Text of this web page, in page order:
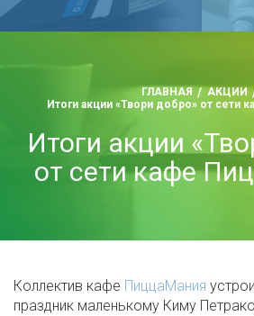
ГЛАВНАЯ
АКЦИИ
Итоги акции «Твори добро» от сети
Итоги акции
от сети кафе
Коллектив кафе ПиццаМания
праздник маленькому Киму